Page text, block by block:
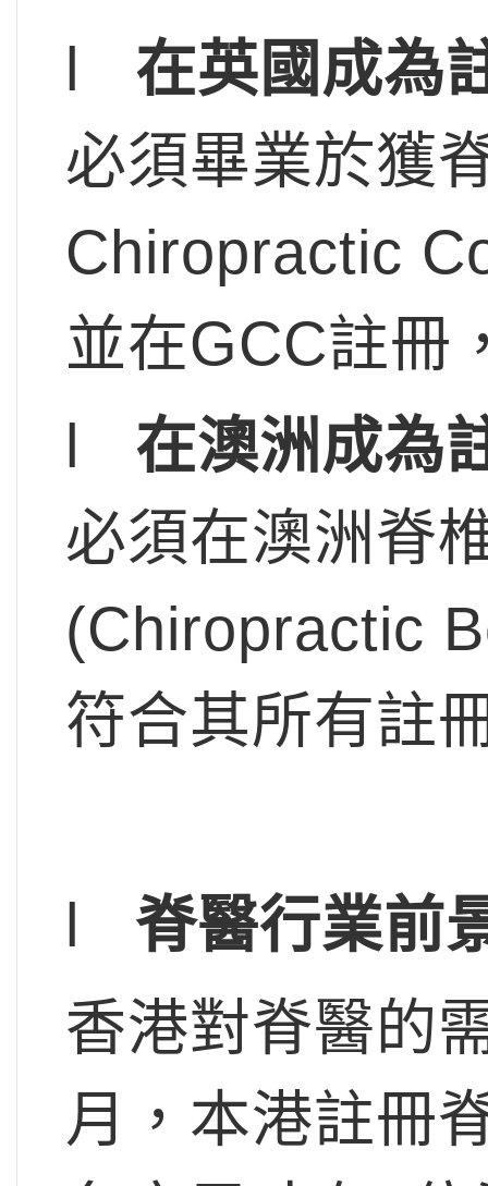
l 在英國成為
必須畢業於獲
Chiropractic
並在GCC註冊
l 在澳洲成為
必須在澳洲脊
(Chiropractic
符合其所有註
l 脊醫行業前
香港對脊醫的
月，本港註冊